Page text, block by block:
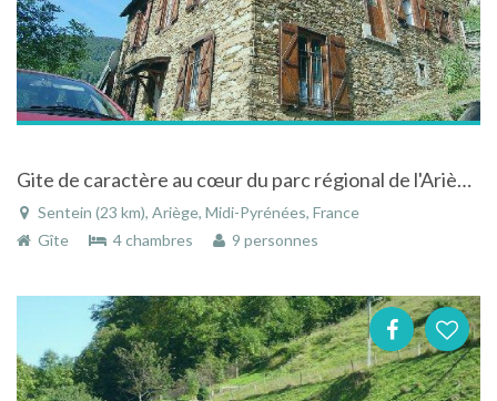
Gite de caractère au cœur du parc régional de l'Ariège en pyrénées à Sentein
Sentein (23 km), Ariège, Midi-Pyrénées, France
Gîte
4 chambres 9 personnes